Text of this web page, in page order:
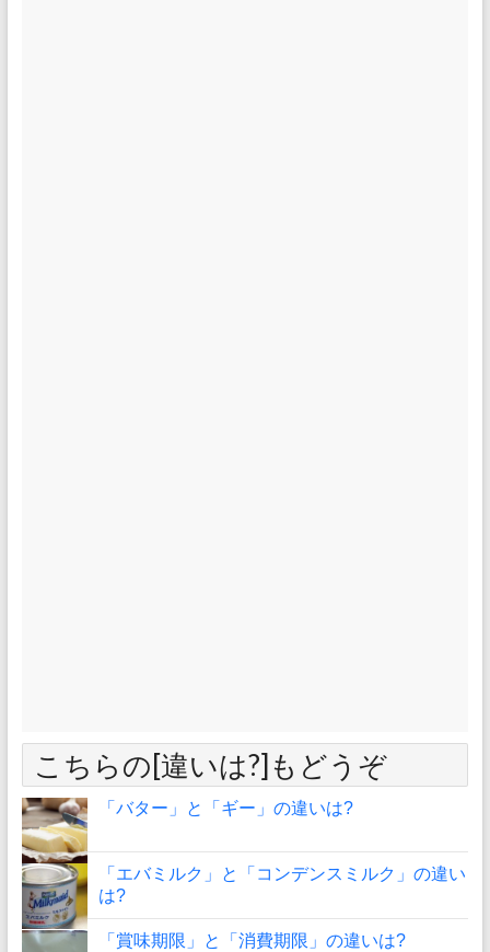
こちらの[違いは?]もどうぞ
「バター」と「ギー」の違いは?
「エバミルク」と「コンデンスミルク」の違い
は?
「賞味期限」と「消費期限」の違いは?